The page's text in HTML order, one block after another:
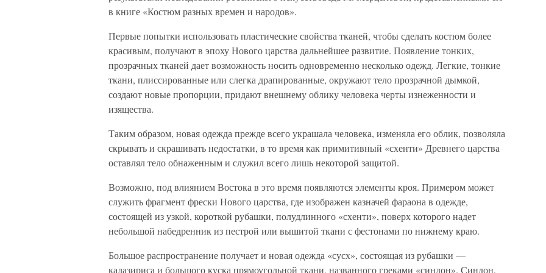
в книге «Костюм разных времен и народов».
Первые попытки использовать пластические свойства тканей, чтобы сделать костюм более
красивым, получают в эпоху Нового царства дальнейшее развитие. Появление тонких,
прозрачных тканей дает возможность носить одновременно несколько одежд. Легкие, тонкие
ткани, плиссированные или слегка драпированные, окружают тело прозрачной дымкой,
создают новые пропорции, придают внешнему облику человека черты изнеженности и
изящества.
Таким образом, новая одежда прежде всего украшала человека, изменяла его облик, позволяла
скрывать и скрашивать недостатки, в то время как примитивный «схенти» Древнего царства
оставлял тело обнаженным и служил всего лишь некоторой защитой.
Возможно, под влиянием Востока в это время появляются элементы кроя. Примером может
служить фрагмент фрески Нового царства, где изображен казначей фараона в одежде,
состоящей из узкой, короткой рубашки, полудлинного «схенти», поверх которого надет
небольшой набедренник из пестрой или вышитой ткани с фестонами по нижнему краю.
Большое распространение получает и новая одежда «сусх», состоящая из рубашки —
калазириса и большого куска прямоугольной ткани, названного греками «синдон». Синдон,